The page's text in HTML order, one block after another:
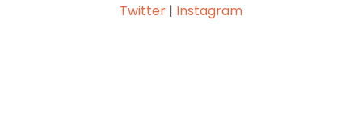
Twitter | Instagram